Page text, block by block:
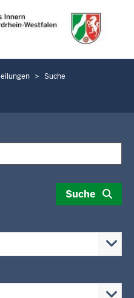
Inhalt
MAIN MENU
Suche
Suche